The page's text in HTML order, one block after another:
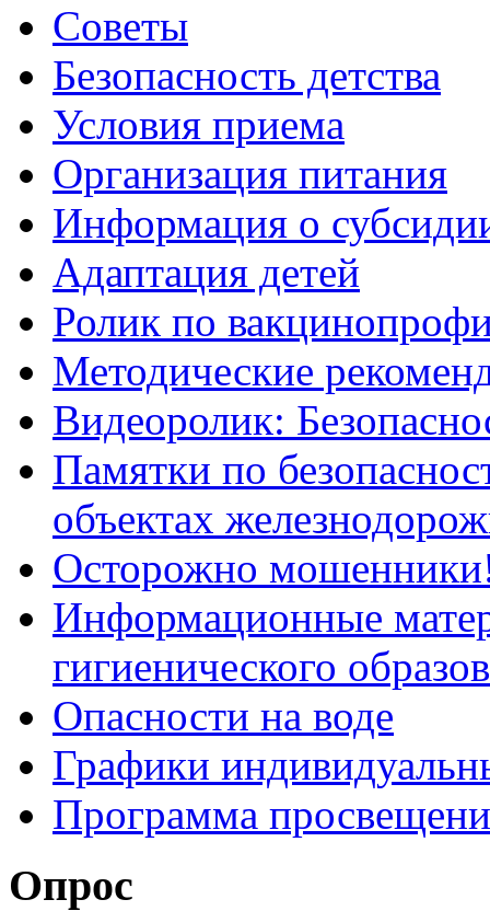
Советы
Безопасность детства
Условия приема
Организация питания
Информация о
Адаптация детей
Ролик по
Методические
Видеоролик:
Памятки по
объектах
Осторожно
Информационные
гигиенического
Опасности на воде
Графики
Программа
Опрос